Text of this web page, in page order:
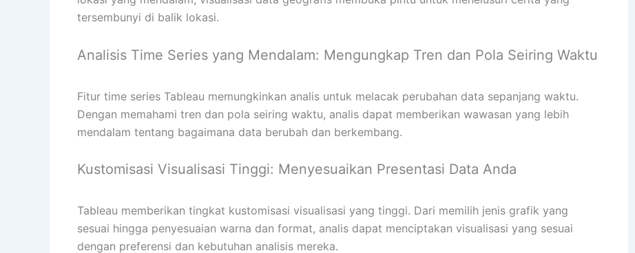
tersembunyi di balik lokasi.
Analisis Time Series yang Mendalam: Mengungkap Tren dan Pola Seiring Waktu
Fitur time series Tableau memungkinkan analis untuk melacak perubahan data sepanjang waktu.
Dengan memahami tren dan pola seiring waktu, analis dapat memberikan wawasan yang lebih
mendalam tentang bagaimana data berubah dan berkembang.
Kustomisasi Visualisasi Tinggi: Menyesuaikan Presentasi Data Anda
Tableau memberikan tingkat kustomisasi visualisasi yang tinggi. Dari memilih jenis grafik yang
sesuai hingga penyesuaian warna dan format, analis dapat menciptakan visualisasi yang sesuai
dengan preferensi dan kebutuhan analisis mereka.